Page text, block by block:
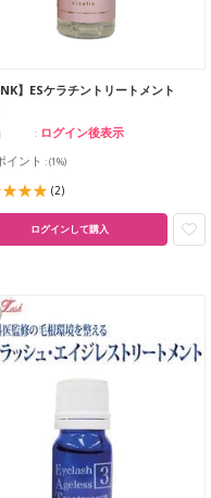
】ESケラチントリートメント
ログイン後表示
イント :(1%)
(2)
ログインして購入